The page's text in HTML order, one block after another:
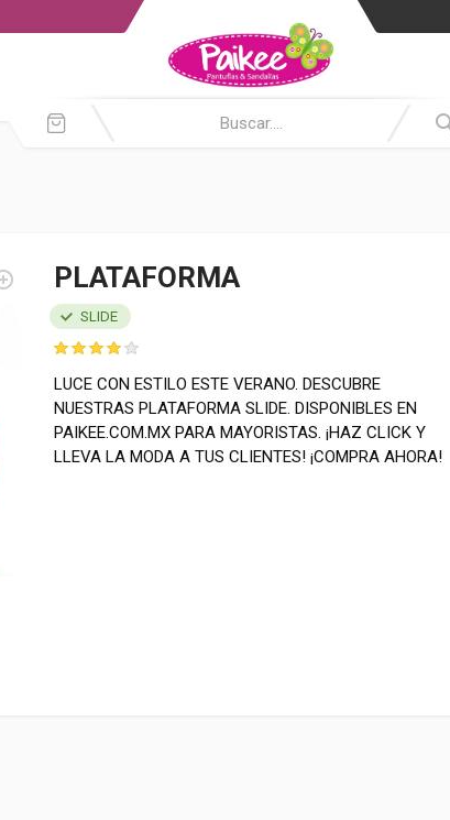
PLATAFORMA
SLIDE
LUCE CON ESTILO ESTE VERANO. DESCUBRE
NUESTRAS PLATAFORMA SLIDE. DISPONIBLES EN
PAIKEE.COM.MX PARA MAYORISTAS. ¡HAZ CLICK Y
LLEVA LA MODA A TUS CLIENTES! ¡COMPRA AHORA!